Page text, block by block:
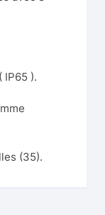
IP65 ).
(35).